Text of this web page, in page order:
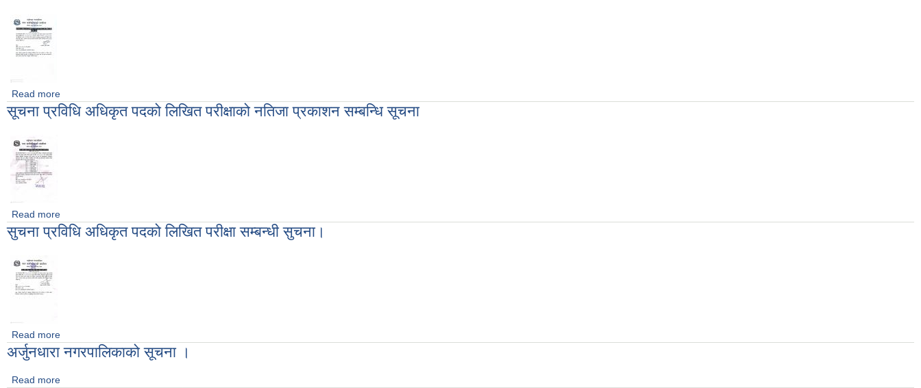
Read more
सूचना प्रविधि अधिकृत पदको लिखित परीक्षाको नतिजा प्रकाशन सम्बन्धि सूचना
Read more
सुचना प्रविधि अधिकृत पदको लिखित परीक्षा सम्बन्धी सुचना।
Read more
अर्जुनधारा नगरपालिकाको सूचना ।
Read more